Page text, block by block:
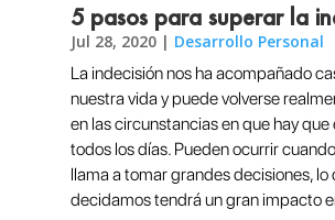
5 pasos para superar la
Jul 28, 2020| Desarrollo Personal
La indecisión nos ha acompañado
nuestra vida y puede volverse
en las circunstancias en que hay
todos los días. Pueden ocurrir
llama a tomar grandes decisiones, lo
decidamos tendrá un gran impacto